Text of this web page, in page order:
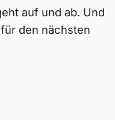
auf und ab. Und
den nächsten